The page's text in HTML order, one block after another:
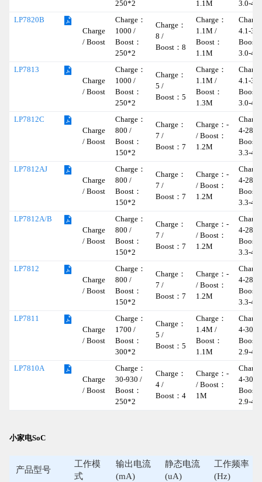
250*2 1.1M 3.0-4.4
LP7820B
Charge
/ Boost
Charge：
1000 /
Boost：
250*2
Charge：
8 /
Boost：8
Charge：
1.1M /
Boost：
1.1M
4.1-30
Boost
3.0-4.4
LP7813
Charge
/ Boost
Charge：
1000 /
Boost：
250*2
Charge：
5 /
Boost：5
Charge：
1.1M /
Boost：
1.3M
4.1-30
Boost
3.0-4.4
LP7812C
Charge
/ Boost
Charge：
800 /
Boost：
150*2
Charge：
7 /
Boost：7
Charge：-
/ Boost：
1.2M
4-28 /
Boost
3.3-4.4
LP7812AJ
Charge
/ Boost
Charge：
800 /
Boost：
150*2
Charge：
7 /
Boost：7
Charge：-
/ Boost：
1.2M
4-28 /
Boost
3.3-4.4
LP7812A/B
Charge
/ Boost
Charge：
800 /
Boost：
150*2
Charge：
7 /
Boost：7
Charge：-
/ Boost：
1.2M
4-28 /
Boost
3.3-4.4
LP7812
Charge
/ Boost
Charge：
800 /
Boost：
150*2
Charge：
7 /
Boost：7
Charge：-
/ Boost：
1.2M
4-28 /
Boost
3.3-4.4
LP7811
Charge
/ Boost
Charge：
1700 /
Boost：
300*2
Charge：
5 /
Boost：5
Charge：
1.4M /
Boost：
1.1M
4-30 /
Boost
2.9-4.4
LP7810A
Charge
/ Boost
Charge：
30-930 /
Boost：
250*2
Charge：
4 /
Boost：4
Charge：-
/ Boost：
1M
4-30 /
Boost
2.9-4.4
小家电SoC
产品型号
工作模
式
输出电流
(mA)
静态电流
(uA)
工作频率
(Hz)